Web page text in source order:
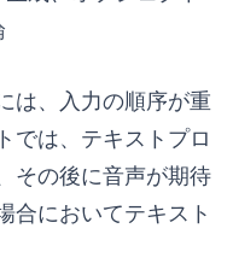
は、入力の順序が重
では、テキストプロ
その後に音声が期待
合においてテキスト